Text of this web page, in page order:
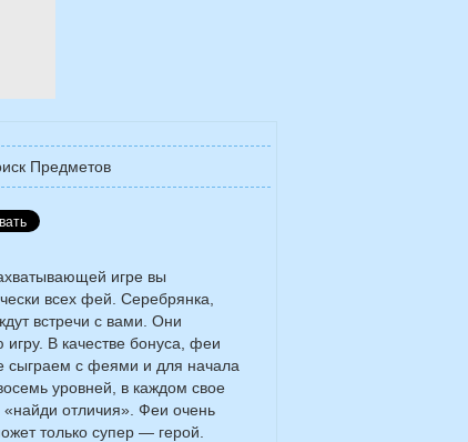
Предметов
игре вы
всех фей. Серебрянка,
встречи с вами. Они
В качестве бонуса, феи
сыграем с феями и для начала
уровней, в каждом свое
«найди отличия». Феи очень
только супер — герой.